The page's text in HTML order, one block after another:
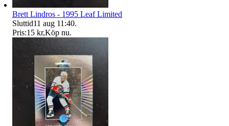
Brett Lindros - 1995 Leaf Limited
Sluttid11 aug 11:40.
Pris:15 kr,Köp nu.